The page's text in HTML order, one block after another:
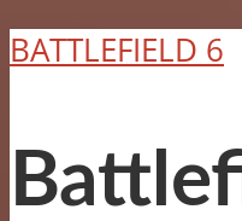
BATTLEFIELD 6